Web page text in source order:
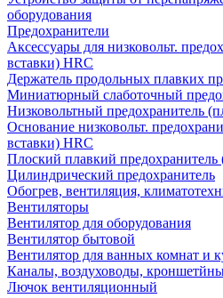
оборудования
Предохранители
Аксессуары для низковольт.
вставки) HRC
Держатель продольных плавких
Миниатюрный слаботочный
Низковольтный предохранитель
Основание низковольт.
вставки) HRC
Плоский плавкий предохранитель
Цилиндрический предохранитель
Обогрев, вентиляция,
Вентиляторы
Вентилятор для оборудования
Вентилятор бытовой
Вентилятор для ванных комнат и
Каналы, воздуховоды,
Лючок вентиляционный